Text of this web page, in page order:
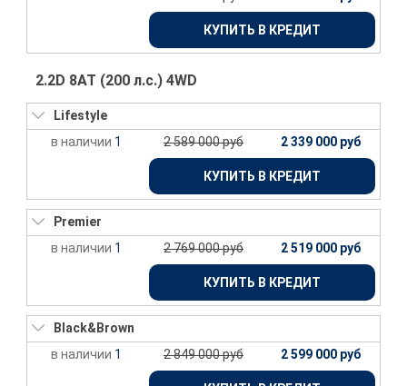
КУПИТЬ В КРЕДИТ
2.2D 8АТ (200 л.с.) 4WD
Lifestyle
1
2 589 000 руб 2 339 000 руб
КУПИТЬ В КРЕДИТ
Premier
1
2 769 000 руб 2 519 000 руб
КУПИТЬ В КРЕДИТ
Black&Brown
1
2 849 000 руб 2 599 000 руб